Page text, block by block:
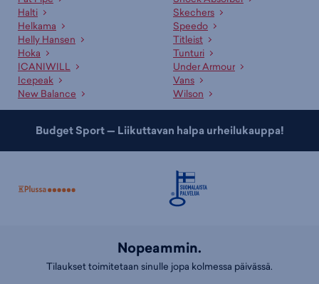
Halti
Helkama
Helly Hansen
Hoka
ICANIWILL
Icepeak
New Balance
Skechers
Speedo
Titleist
Tunturi
Under Armour
Vans
Wilson
Budget Sport — Liikuttavan halpa urheilukauppa!
Nopeammin.
Tilaukset toimitetaan sinulle jopa kolmessa päivässä.